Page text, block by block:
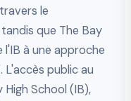
le
que The Bay
l'IB à une approche
public au
School (IB),